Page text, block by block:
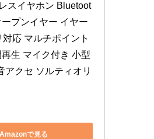
スイヤホン Bluetoot
ープンイヤー イヤー
対応 マルチポイント
生 マイク付き 小型
アクセ ソルティオリ
Amazonで見る